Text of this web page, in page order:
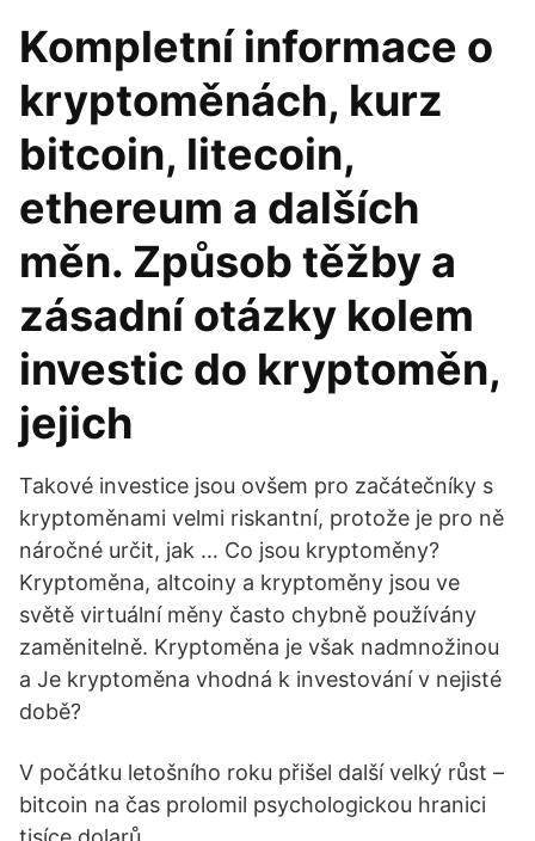
Kompletní informace o
kryptoměnách, kurz
bitcoin, litecoin,
ethereum a dalších
měn. Způsob těžby a
zásadní otázky kolem
investic do kryptoměn,
jejich
Takové investice jsou ovšem pro začátečníky s
kryptoměnami velmi riskantní, protože je pro ně
náročné určit, jak … Co jsou kryptoměny?
Kryptoměna, altcoiny a kryptoměny jsou ve
světě virtuální měny často chybně používány
zaměnitelně. Kryptoměna je však nadmnožinou
a Je kryptoměna vhodná k investování v nejisté
době?
V počátku letošního roku přišel další velký růst –
bitcoin na čas prolomil psychologickou hranici